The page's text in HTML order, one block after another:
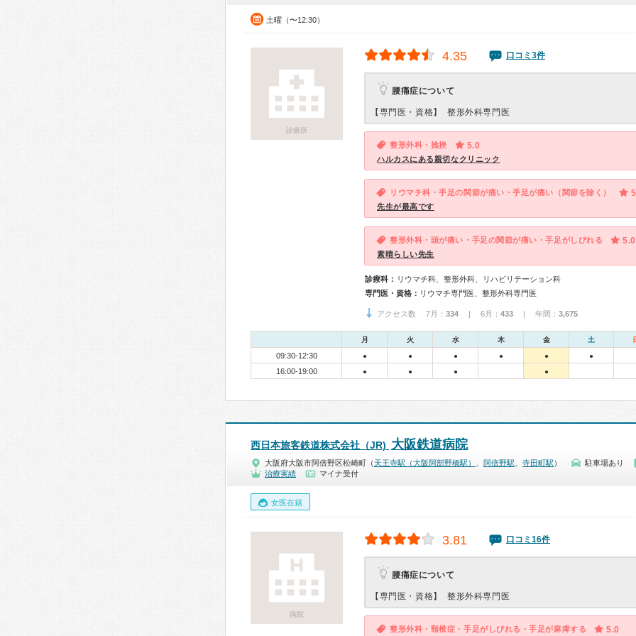
土曜（〜12:30）
診療所
4.35 口コミ3件
腰痛症について
【専門医・資格】 整形外科専門医
整形外科・捻挫 5.0
ハルカスにある親切なクリニック
リウマチ科・手足の関節が痛い・手足が痛い（関節を除く）
先生が最高です
整形外科・頭が痛い・手足の関節が痛い・手足がしびれる 5.0
素晴らしい先生
診療科： リウマチ科、整形外科、リハビリテーション科
専門医・資格： リウマチ専門医、整形外科専門医
アクセス数 7月： 334 | 6月： 433 | 年間： 3,675
月 火 水 木 金 土
09:30-12:30 ● ● ● ● ● ●
16:00-19:00 ● ● ● ●
西日本旅客鉄道株式会社（JR) 大阪鉄道病院
大阪府大阪市阿倍野区松崎町（ 天王寺駅（大阪阿部野橋駅） 阿倍野駅 寺田町駅 ）
駐車場あり
治療実績
マイナ受付
女医在籍
病院
3.81 口コミ16件
腰痛症について
【専門医・資格】 整形外科専門医
整形外科・頸椎症・手足がしびれる・手足が麻痺する 5.0